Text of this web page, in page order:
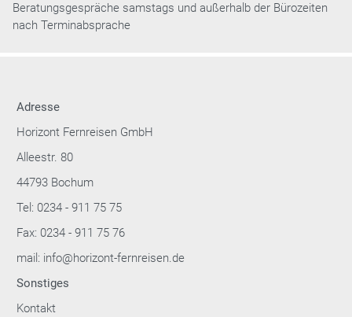
Beratungsgespräche samstags und außerhalb der Bürozeiten
nach Terminabsprache
Adresse
Horizont Fernreisen GmbH
Alleestr. 80
44793 Bochum
Tel: 0234 - 911 75 75
Fax: 0234 - 911 75 76
mail: info@horizont-fernreisen.de
Sonstiges
Kontakt